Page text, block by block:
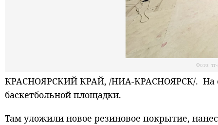
Фото:
КРАСНОЯРСКИЙ КРАЙ, /НИА-КРАСНОЯРСК/. На
баскетбольной площадки.
Там уложили новое резиновое покрытие,